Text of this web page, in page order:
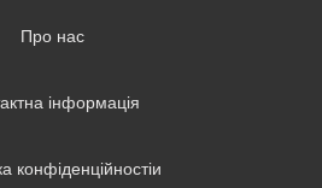
Про нас
інформація
конфіденційностіи